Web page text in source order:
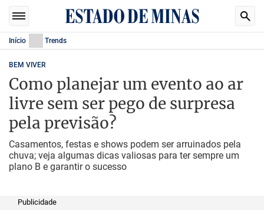
Início Trends
BEM VIVER
Como planejar um evento ao ar
livre sem ser pego de surpresa
pela previsão?
Casamentos, festas e shows podem ser arruinados pela
chuva; veja algumas dicas valiosas para ter sempre um
plano B e garantir o sucesso
Publicidade